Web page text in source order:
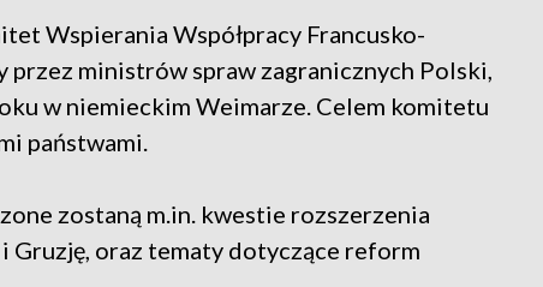
Wspierania Współpracy Francusko-
przez ministrów spraw zagranicznych Polski,
w niemieckim Weimarze. Celem komitetu
państwami.
zostaną m.in. kwestie rozszerzenia
Gruzję, oraz tematy dotyczące reform